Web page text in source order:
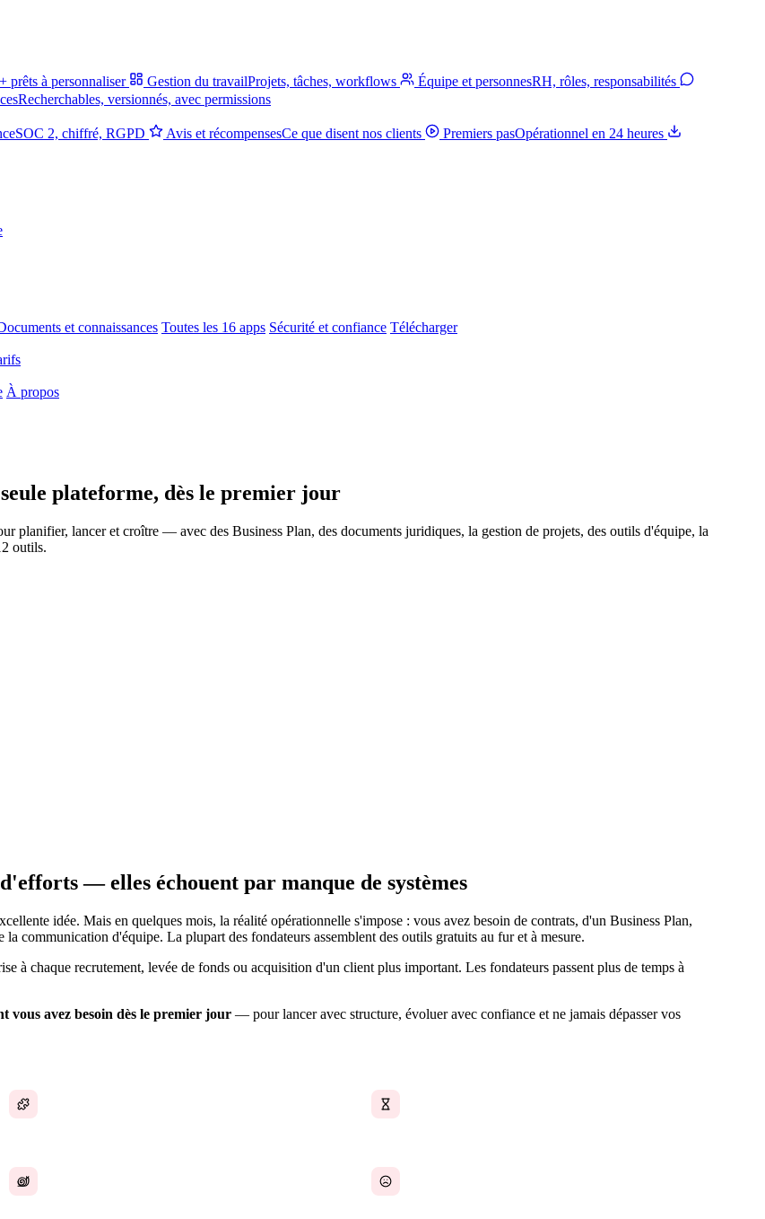
prêts à personnaliser Gestion du travailProjets, tâches, workflows Équipe et personnesRH, rôles, responsabilités
Recherchables, versionnés, avec permissions
SOC 2, chiffré, RGPD Avis et récompensesCe que disent nos clients Premiers pasOpérationnel en 24 heures
et connaissances Toutes les 16 apps Sécurité et confiance Télécharger
À propos
plateforme, dès le premier jour
planifier, lancer et croître — avec des Business Plan, des documents juridiques, la gestion de projets, des outils d'équipe, la
outils.
— elles échouent par manque de systèmes
idée. Mais en quelques mois, la réalité opérationnelle s'impose : vous avez besoin de contrats, d'un Business Plan,
communication d'équipe. La plupart des fondateurs assemblent des outils gratuits au fur et à mesure.
à chaque recrutement, levée de fonds ou acquisition d'un client plus important. Les fondateurs passent plus de temps à
vous avez besoin dès le premier jour — pour lancer avec structure, évoluer avec confiance et ne jamais dépasser vos